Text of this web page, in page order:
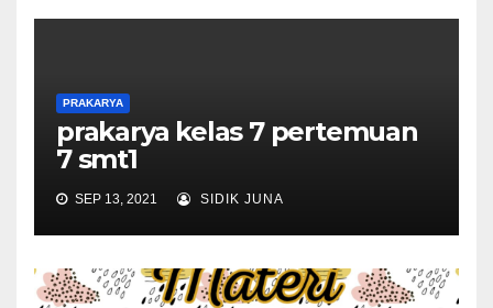
PRAKARYA
prakarya kelas 7 pertemuan
7 smt1
SEP 13, 2021 SIDIK JUNA